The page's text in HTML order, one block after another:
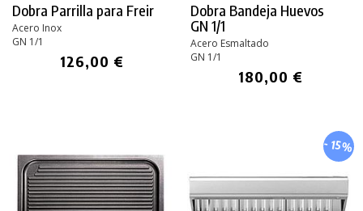
Dobra Parrilla para Freir
Acero Inox
GN 1/1
126,00 €
Dobra Bandeja Huevos
GN 1/1
Acero Esmaltado
GN 1/1
180,00 €
- 15%